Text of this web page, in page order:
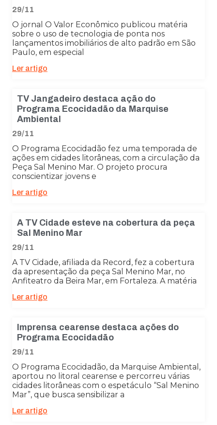
29/11
O jornal O Valor Econômico publicou matéria
sobre o uso de tecnologia de ponta nos
lançamentos imobiliários de alto padrão em São
Paulo, em especial
Ler artigo
TV Jangadeiro destaca ação do
Programa Ecocidadão da Marquise
Ambiental
29/11
O Programa Ecocidadão fez uma temporada de
ações em cidades litorâneas, com a circulação da
Peça Sal Menino Mar. O projeto procura
conscientizar jovens e
Ler artigo
A TV Cidade esteve na cobertura da peça
Sal Menino Mar
29/11
A TV Cidade, afiliada da Record, fez a cobertura
da apresentação da peça Sal Menino Mar, no
Anfiteatro da Beira Mar, em Fortaleza. A matéria
Ler artigo
Imprensa cearense destaca ações do
Programa Ecocidadão
29/11
O Programa Ecocidadão, da Marquise Ambiental,
aportou no litoral cearense e percorreu várias
cidades litorâneas com o espetáculo “Sal Menino
Mar”, que busca sensibilizar a
Ler artigo